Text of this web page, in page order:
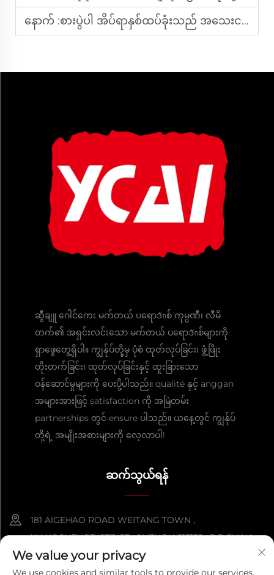
နောက် :စားပွဲပါ အိပ်ရာနှစ်ထပ်ခုံးသည် အသေးငယ်သော အခန်းအကွက်များကို အများဆုံးအသုံးချနိုင်သည့် နည်းလမ်းများမှာ အဘယ်နည်း။
ဆွီချူ ဂေါင်ကေး မက်တယ် ပရောဒักစ် ကုမ္ပဏီ၊ လီမိ
တက်၏ အရှင်းလင်းသော မက်တယ် ပရောဒักစ်များကို
ရှာဖွေတွေ့ရှိပါ။ ကျွန်ုပ်တို့မှ ပုံစံ ထုတ်လုပ်ခြင်း၊ ဖွံ့ဖြိုး
တိုးတက်ခြင်း၊ ထုတ်လုပ်ခြင်းနှင့် ထူးခြားသော
ဝန်ဆောင်မှုများကို ပေးပို့ပါသည်။ qualité နှင့် anggan
အများအားဖြင့် satisfaction ကို အမြဲတမ်း
partnerships တွင် ensure ပါသည်။ ယနေ့တွင် ကျွန်ုပ်
တို့ရဲ့ အမျိုးအစားများကို လေ့လာပါ!
ဆက်သွယ်ရန်
181 AIGEHAO ROAD WEITANG TOWN ,
XIANGCHENGDISTRICT , SUZHOU 215132 , P.R.CHINA
+86-152 5000 0863
We value your privacy
We use cookies and similar tools to provide our services.